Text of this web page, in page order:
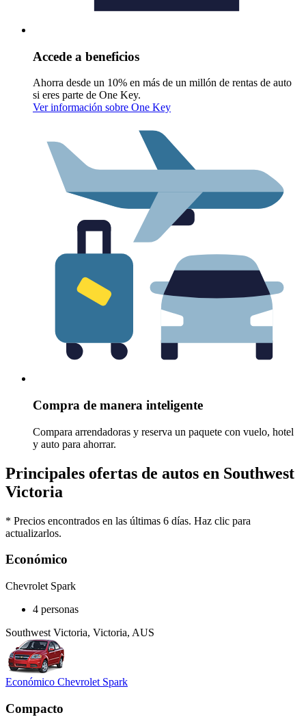
Accede a beneficios
Ahorra desde un 10% en más de un millón de rentas de auto
si eres parte de One Key.
Ver información sobre One Key
Compra de manera inteligente
Compara arrendadoras y reserva un paquete con vuelo, hotel
y auto para ahorrar.
Principales ofertas de autos en Southwest
Victoria
* Precios encontrados en las últimas 6 días. Haz clic para
actualizarlos.
Económico
Chevrolet Spark
4 personas
Southwest Victoria, Victoria, AUS
Económico Chevrolet Spark
Compacto